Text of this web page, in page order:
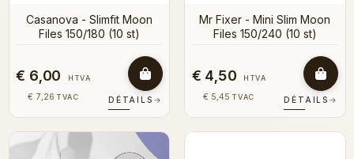
Casanova - Slimfit Moon
Files 150/180 (10 st)
€ 6,00 HTVA
€ 7,26 TVAC DÉTAILS →
Mr Fixer - Mini Slim Moon
Files 150/240 (10 st)
€ 4,50 HTVA
€ 5,45 TVAC DÉTAILS →